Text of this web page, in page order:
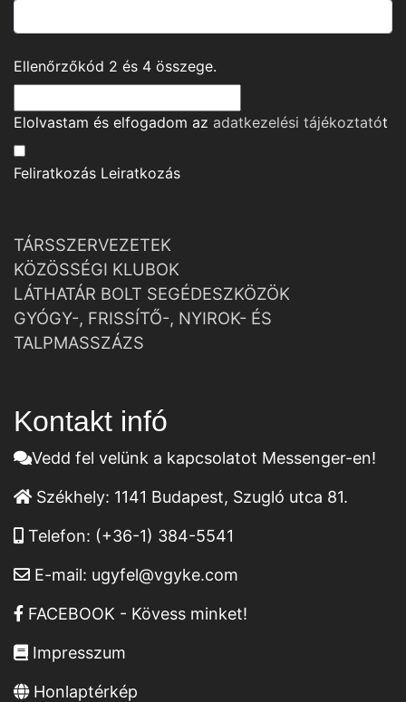
Ellenőrzőkód 2 és 4 összege.
Elolvastam és elfogadom az adatkezelési tájékoztatót
Feliratkozás Leiratkozás
TÁRSSZERVEZETEK
KÖZÖSSÉGI KLUBOK
LÁTHATÁR BOLT SEGÉDESZKÖZÖK
GYÓGY-, FRISSÍTŐ-, NYIROK- ÉS
TALPMASSZÁZS
Kontakt infó
Vedd fel velünk a kapcsolatot Messenger-en!
Székhely: 1141 Budapest, Szugló utca 81.
Telefon: (+36-1) 384-5541
E-mail: ugyfel@vgyke.com
FACEBOOK - Kövess minket!
Impresszum
Honlaptérkép